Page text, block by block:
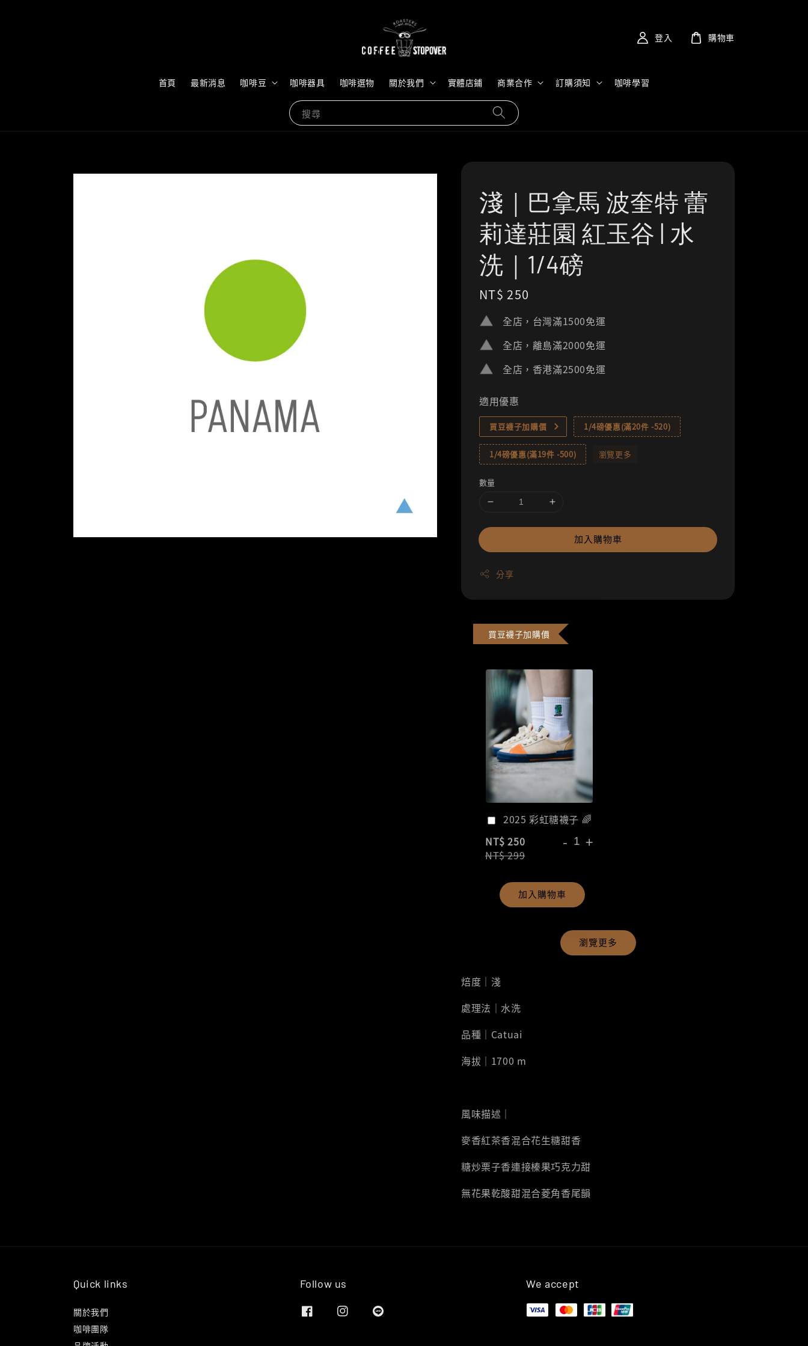
搜尋
首頁 最新消息 咖啡豆 咖啡器具 咖啡選物 關於我們 實體店鋪 商業合作 訂購須知 咖啡學習
登入 購物車
淺｜巴拿馬 波奎特 蕾
莉達莊園 紅玉谷 | 水
洗｜1/4磅
Regular
price
NT$ 250
全店，台灣滿1500免運
全店，離島滿2000免運
全店，香港滿2500免運
適用優惠
買豆襪子加購價 1/4磅優惠(滿20件 -520)
1/4磅優惠(滿19件 -500) 瀏覽更多
數量
加入購物車
分享
買豆襪子加購價
2025 彩虹糖襪子 🌈
NT$ 250
NT$ 299
- +
加入購物車
瀏覽更多
焙度｜淺
處理法｜水洗
品種｜Catuai
海拔｜1700 m
風味描述｜
麥香紅茶香混合花生糖甜香
糖炒栗子香連接榛果巧克力甜
無花果乾酸甜混合菱角香尾韻
Quick links
關於我們
咖啡團隊
Follow us We accept